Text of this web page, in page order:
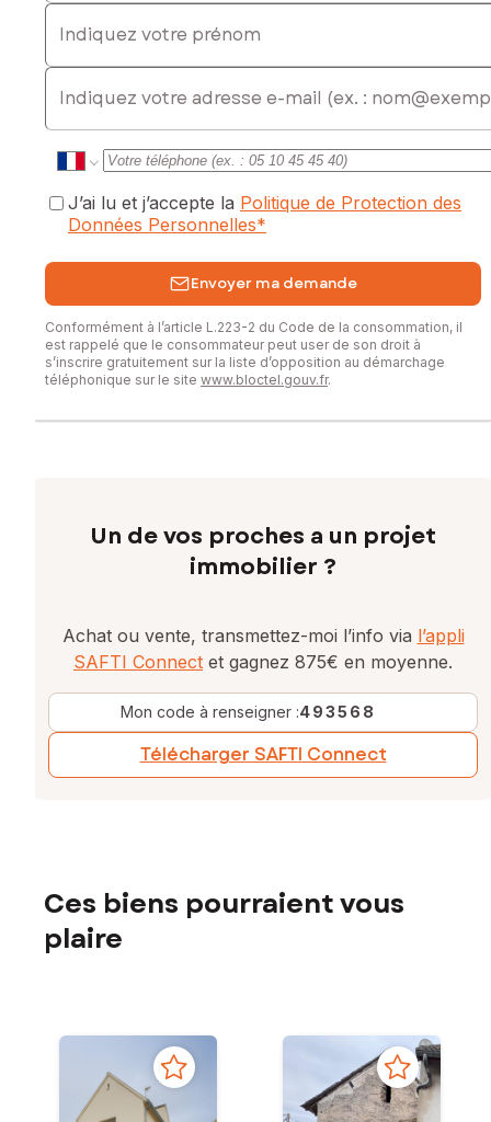
Indiquez votre prénom
E-mail
J’ai lu et j’accepte la Politique de Protection des
Données Personnelles*
Envoyer ma demande
Conformément à l’article L.223-2 du Code de la consommation, il
est rappelé que le consommateur peut user de son droit à
s’inscrire gratuitement sur la liste d’opposition au démarchage
téléphonique sur le site www.bloctel.gouv.fr.
Un de vos proches a un projet
immobilier ?
Achat ou vente, transmettez-moi l’info via l’appli
SAFTI Connect et gagnez 875€ en moyenne.
Mon code à renseigner :493568
Télécharger SAFTI Connect
Ces biens pourraient vous
plaire